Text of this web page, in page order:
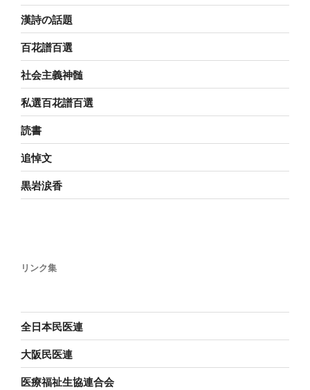
漢詩の話題
百花譜百選
社会主義神髄
私選百花譜百選
読書
追悼文
黒岩涙香
リンク集
全日本民医連
大阪民医連
医療福祉生協連合会